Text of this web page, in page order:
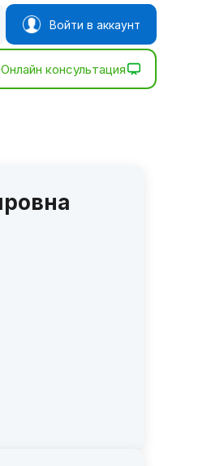
Войти в аккаунт
Онлайн консультация